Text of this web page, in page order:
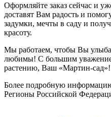
Оформляйте заказ сейчас и
доставят Вам радость и
задумки, мечты в саду и
красоту.
Мы работаем, чтобы Вы
любимы! С большим
растению, Ваш «Мартин-сад»!
Более подробную
Регионы Российской